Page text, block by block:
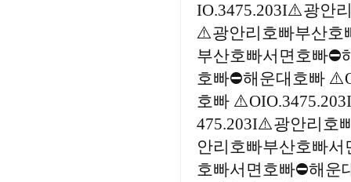
IO.3475.203I⚠️광안
⚠️광안리호빠부산호
부산호빠서면호빠
호빠⛔해운대호빠
호빠
475.203I⚠️광안리호
안리호빠부산호빠
호빠서면호빠⛔해